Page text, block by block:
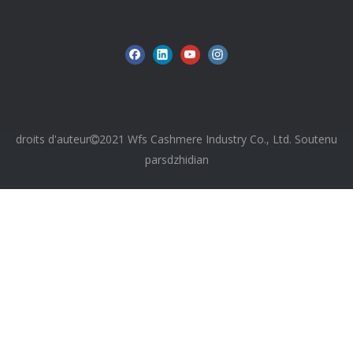
droits d'auteur2021 Wfs Cashmere Industry Co., Ltd. Soutenu
parsdzhidian